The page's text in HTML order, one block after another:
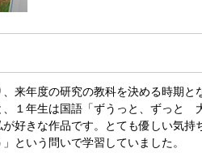
来年度の研究の教科を決める時期
１年生は国語「ずうっと、ずっと
好きな作品です。とても優しい気
という問いで学習していました。